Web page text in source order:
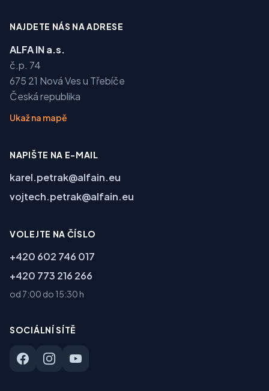
NAJDETE NÁS NA ADRESE
ALFA IN a.s.
č.p. 74
675 21 Nová Ves u Třebíče
Česká republika
Ukaž na mapě
NAPIŠTE NA E-MAIL
karel.petrak@alfain.eu
vojtech.petrak@alfain.eu
VOLEJTE NA ČÍSLO
+420 602 746 017
+420 773 216 266
od 7:00 do 15:30 h
SOCIÁLNÍ SÍTĚ